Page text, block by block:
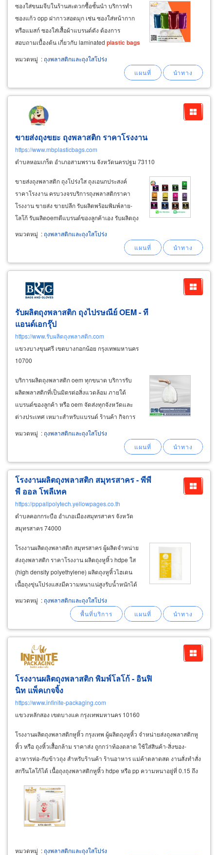
ซองใส่ขนมจีบในร้านสะดวกซื้อชั้นนำ บริการทำ
ซองแก้ว opp ฝากาวสอดมุก เช่น ซองใส่หน้ากาก
หรือแมสก์ ซองใส่เสื้อผ้าแบรนด์ดัง ต้องการ
สอบถามเบื้องต้น เกี่ยวกับ laminated plastic bags
โทรติดต่อ 087-767-6199, 092-960-7089 หรือ
หมวดหมู่ : ถุงพลาสติกและถุงใสโปร่ง
ขายส่งถุงขยะ ถุงพลาสติก ราคาโรงงาน
https://www.mbplasticbags.com
ตำบลหอมเกร็ด อำเภอสามพราน จังหวัดนครปฐม 73110
ขายส่งถุงพลาสติก ถุงโปร่งใส ถุงเอนกประสงค์
ราคาโรงงาน ครบวงจรบริการถุงพลาสติกราคา
โรงงาน ขายส่ง ขายปลีก รับผลิตพร้อมพิมพ์ลาย-
โลโก้ รับผลิตoemตีแบรนด์ของลูกค้าเอง รับผลิตถุง
พลาสติก ldpe hdpe pp lldpe พลาสติกเนื้อเหนียว
พิเศษคุณภาพดี ไม่รั่วซึม ไม่ขาดง่าย สามารถให้
หมวดหมู่ : ถุงพลาสติกและถุงใสโปร่ง
รับผลิตถุงพลาสติก ถุงไปรษณีย์ OEM - ที
แอนด์เอกรุ๊ป
https://www.รับผลิตถุงพลาสติก.com
แขวงบางขุนศรี เขตบางกอกน้อย กรุงเทพมหานคร
10700
บริการผลิตถุงพลาสติก oem ทุกขนาด บริการรับ
ผลิตพลาสติกที่เป็นมิตรต่อสิ่งแวดล้อม ภายใต้
แบรนด์ของลูกค้า หรือ oem จัดส่งทุกจังหวัดและ
ต่างประเทศ เหมาะสำหรับแบรนด์ ร้านค้า กิจการ
หน่วยงาน ที่ต้องการสั่งผลิตถุงพลาสติกติดโลโก้
ของลูกค้าเอง สามารถ customize หรือปรับแต่งรูป
หมวดหมู่ : ถุงพลาสติกและถุงใสโปร่ง
โรงงานผลิตถุงพลาสติก สมุทรสาคร - พีพี
พี ออล โพลีเทค
https://pppallpolytech.yellowpages.co.th
ตำบลคอกกระบือ อำเภอเมืองสมุทรสาคร จังหวัด
สมุทรสาคร 74000
โรงงานผลิตถุงพลาสติก สมุทรสาคร ผู้ผลิตจำหน่าย
ส่งถุงพลาสติก ราคาโรงงาน ผลิตถุงหูหิ้ว hdpe ใส
(high density polyethylene) ผลิตถุงหูหิ้วไฮเดน
เนื้อถุงขุ่นโปร่งแสงมีความหนาแน่สูงรับน้ำหนักได้
ดี สำหรับใช้เป็น ถุงพลาสติกหูเจาะ ถุงช้อปปิ้ง ถุง
รองในกระสอบ ผลิตถุงร้อนใส pp (polypropylene)
ถนอมอาหารได้หลายวันความชื้นและอากาศซึม
ผ่านได้ยาก
หมวดหมู่ : ถุงพลาสติกและถุงใสโปร่ง
โรงงานผลิตถุงพลาสติก พิมพ์โลโก้ - อินฟิ
นิท แพ็คเกจจิ้ง
https://www.infinite-packaging.com
แขวงหลักสอง เขตบางแค กรุงเทพมหานคร 10160
โรงงานผลิตถุงพลาสติกหูหิ้ว กรุงเทพ ผู้ผลิตถุงหูหิ้ว จำหน่ายส่งถุงพลาสติกหู
หิ้ว หรือ ถุงหิ้วเสื้อกล้าม ราคาส่ง ถูกกว่าท้องตลาด ใช้ใส่สินค้า-สิ่งของ-
อาหารห่อ-กับข้าวถุง สำหรับร้านค้า ร้านอาหาร แม่ค้าตลาดสด งานสั่งทำสั่ง
สกรีนโลโก้ได้ เนื้อถุงถุงพลาสติกหูหิ้ว hdpe หรือ pp ความหนาอยู่ที่ 0.15 ถึง
หมวดหมู่ : ถุงพลาสติกและถุงใสโปร่ง